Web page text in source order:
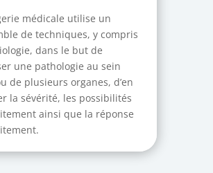
médicale utilise un
de techniques, y compris
dans le but de
une pathologie au sein
de plusieurs organes, d’en
la sévérité, les possibilités
ainsi que la réponse